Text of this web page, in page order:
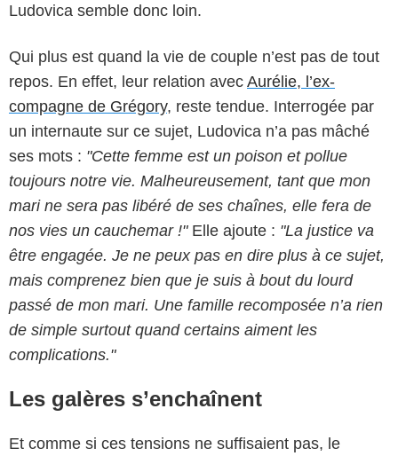
Ludovica semble donc loin.
Qui plus est quand la vie de couple n’est pas de tout
repos. En effet, leur relation avec Aurélie, l’ex-
compagne de Grégory, reste tendue. Interrogée par
un internaute sur ce sujet, Ludovica n’a pas mâché
ses mots : "Cette femme est un poison et pollue
toujours notre vie. Malheureusement, tant que mon
mari ne sera pas libéré de ses chaînes, elle fera de
nos vies un cauchemar !"Elle ajoute : "La justice va
être engagée. Je ne peux pas en dire plus à ce sujet,
mais comprenez bien que je suis à bout du lourd
passé de mon mari. Une famille recomposée n’a rien
de simple surtout quand certains aiment les
complications."
Les galères s’enchaînent
Et comme si ces tensions ne suffisaient pas, le